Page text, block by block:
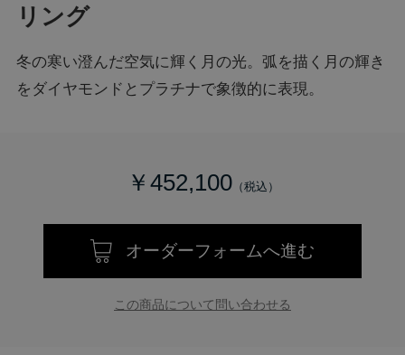
リング
冬の寒い澄んだ空気に輝く月の光。弧を描く月の輝き
をダイヤモンドとプラチナで象徴的に表現。
￥452,100
オーダーフォームへ進む
この商品について問い合わせる